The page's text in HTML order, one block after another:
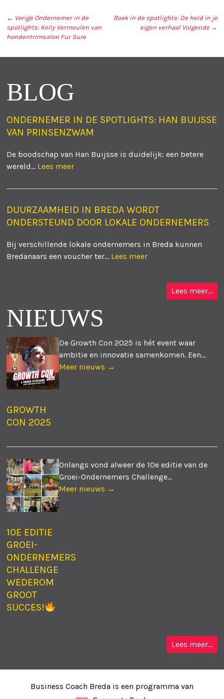
BERICHT NAVIGATIE
← VorigeOndernemer in de
spotlights: Kelly Vermeulen van
hondentrimsalon Fur Sure
Boek in de spotlights: De held in je
eigen verhaal Volgende →
BLOG
ONDERNEMER IN DE SPOTLIGHTS: HAN BUIJSSE
VAN PRINSENZWAM
De boodschap van Han Buijsse is duidelijk: een betere
wereld... Lees meer
DUURZAAMHEID IN BREDA WORDT
ONDERSTEUND DOOR LOKALE ONDERNEMERS
Bij verschillende lokale ondernemers in Breda kunnen
Bredanaars een voucher ter... Lees meer
Lees meer...
NIEUWS
GROWTH
CON 2025
De Growth Con 2025 is hét event waar
ambitie en innovatie samenkomen. Een...
Meer nieuws →
10E EDITIE
GROEI-
ONDERNEMERS
CHALLENGE
WEDEROM
GROOT
SUCCES!
Onlangs vond alweer de 10e editie van de
Groei-Ondernemers Challenge...
Meer nieuws →
Lees meer...
Business Coach Breda is een programma van